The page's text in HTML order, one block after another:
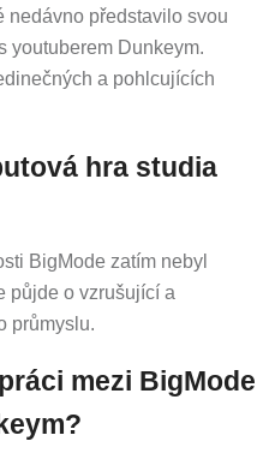
nedávno představilo svou
youtuberem Dunkeym.
a pohlcujících
hra studia
BigMode zatím nebyl
půjde o vzrušující a
průmyslu.
mezi BigMode